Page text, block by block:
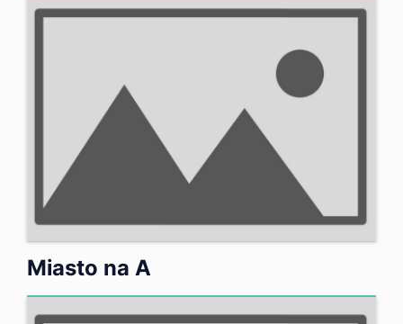
Miasto na A